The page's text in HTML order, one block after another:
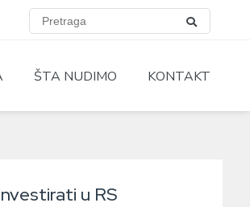
ŠTA NUDIMO KONTAKT
u RS